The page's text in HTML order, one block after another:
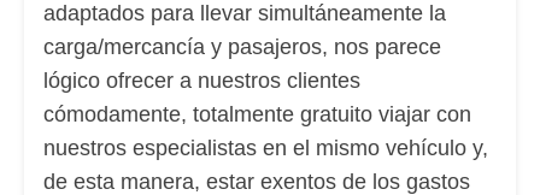
adaptados para llevar simultáneamente la
carga/mercancía y pasajeros, nos parece
lógico ofrecer a nuestros clientes
cómodamente, totalmente gratuito viajar con
nuestros especialistas en el mismo vehículo y,
de esta manera, estar exentos de los gastos